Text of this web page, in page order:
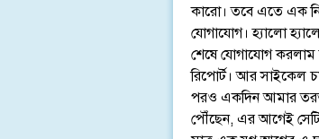
কারো। তবে এতে এক
যোগাযোগ। হ্যালো
শেষে যোগাযোগ করলাম
রিপোর্ট। আর সাইকেল
পরও একদিন আমার
পৌঁছেন, এর আগেই সেটি